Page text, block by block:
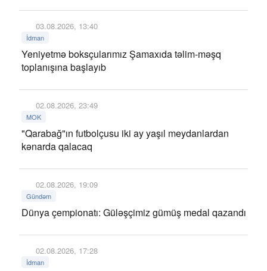
03.08.2026, 13:40
İdman
Yeniyetmə boksçularımız Şamaxıda təlim-məşq
toplanışına başlayıb
02.08.2026, 23:49
MOK
"Qarabağ"ın futbolçusu iki ay yaşıl meydanlardan
kənarda qalacaq
02.08.2026, 19:09
Gündəm
Dünya çempionatı: Güləşçimiz gümüş medal qazandı
02.08.2026, 17:28
İdman